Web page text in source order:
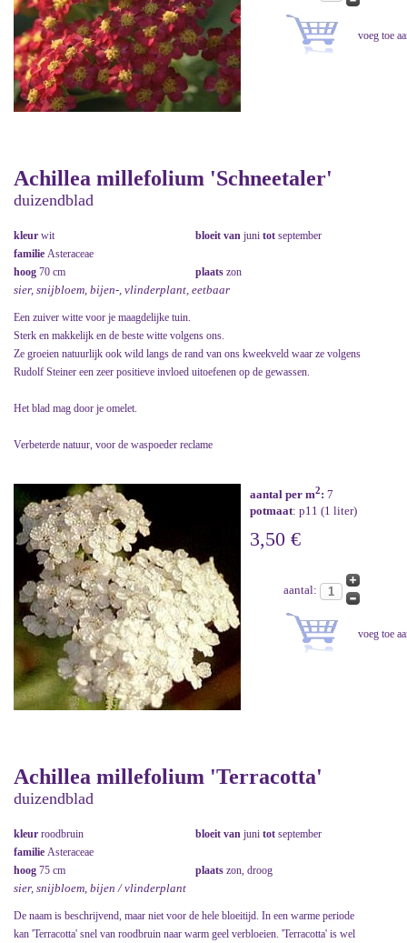
Achillea millefolium 'Schneetaler'
duizendblad
kleur wit bloeit van juni tot september
familie Asteraceae
hoog 70 cm plaats zon
sier, snijbloem, bijen-, vlinderplant, eetbaar
Een zuiver witte voor je maagdelijke tuin.
Sterk en makkelijk en de beste witte volgens ons.
Ze groeien natuurlijk ook wild langs de rand van ons kweekveld waar ze volgens
Rudolf Steiner een zeer positieve invloed uitoefenen op de gewassen.
Het blad mag door je omelet.
Verbeterde natuur, voor de waspoeder reclame
aantal per m2: 7
potmaat: p11 (1 liter)
3,50 €
aantal:
Achillea millefolium 'Terracotta'
duizendblad
kleur roodbruin bloeit van juni tot september
familie Asteraceae
hoog 75 cm plaats zon, droog
sier, snijbloem, bijen / vlinderplant
De naam is beschrijvend, maar niet voor de hele bloeitijd. In een warme periode
kan 'Terracotta' snel van roodbruin naar warm geel verbloeien. 'Terracotta' is wel